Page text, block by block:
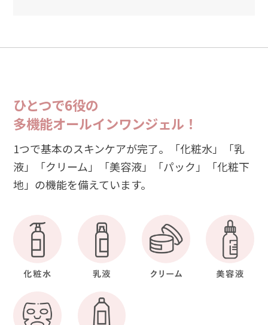
ひとつで6役の
多機能オールインワンジェル！
1つで基本のスキンケアが完了。「化粧水」「乳
液」「クリーム」「美容液」「パック」「化粧下
地」の機能を備えています。